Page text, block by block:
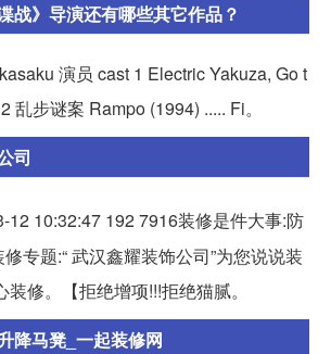
战》导演还有哪些其它作品？
演员 cast 1 Electric Yakuza, Go t
乱步谜案 Rampo (1994) ..... Fi。
司
12 10:32:47 192 7916装修是件大事:防
专题:“ 武汉鑫耀装饰公司”为您说说装
修。【拒绝增项!!!拒绝猫腻。
降马凳_一起装修网